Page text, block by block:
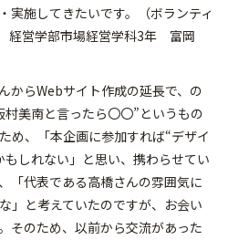
実施してきたいです。（ボランティ
経営学部市場経営学科3年 富岡
からWebサイト作成の延長で、の
美南と言ったら〇〇”というもの
め、「本企画に参加すれば“デザイ
しれない」と思い、携わらせてい
「代表である高橋さんの雰囲気に
」と考えていたのですが、お会い
そのため、以前から交流があった